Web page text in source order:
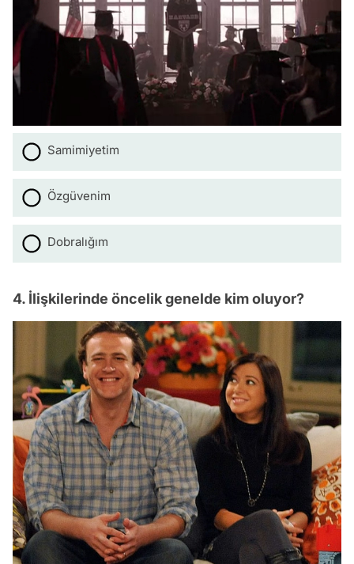
Samimiyetim
Özgüvenim
Dobralığım
4. İlişkilerinde öncelik genelde kim oluyor?